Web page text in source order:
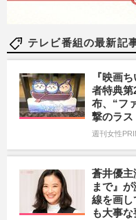
テレビ番組の最新記
『映画
者特典第
布、“フ
撃のラス
週刊女性
蒼井優主
まで』
線を画し
も大事な